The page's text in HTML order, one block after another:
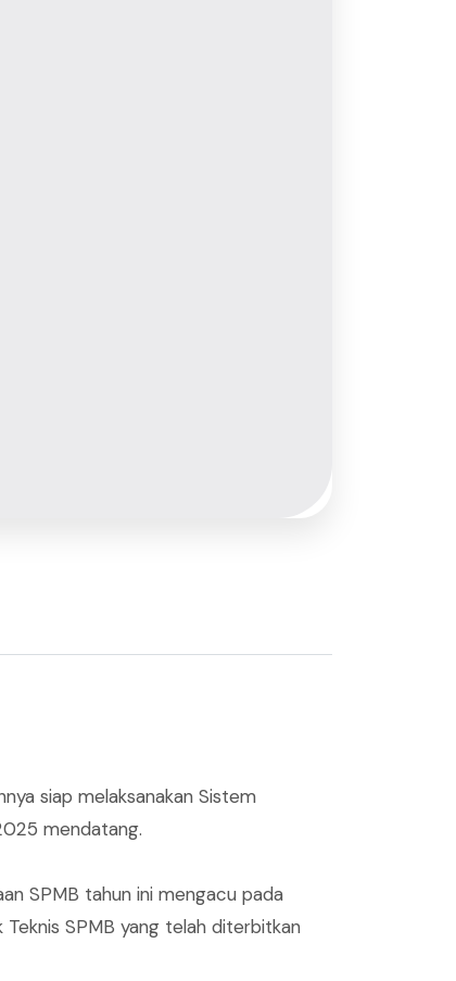
siap melaksanakan Sistem
mendatang.
SPMB tahun ini mengacu pada
SPMB yang telah diterbitkan